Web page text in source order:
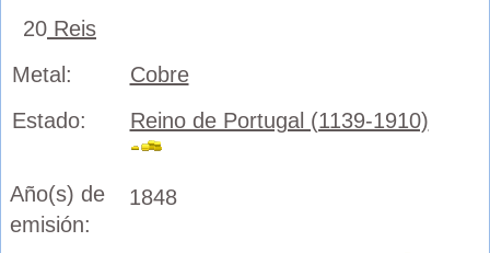
20 Reis
Metal:
Cobre
Estado:
Reino de Portugal (1139-1910)
Año(s) de
emisión:
1848